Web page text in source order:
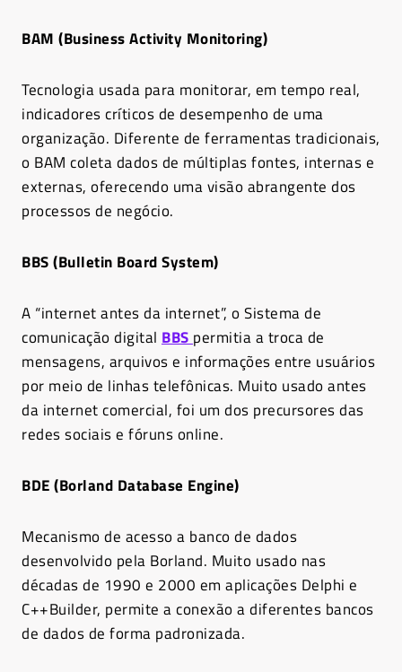
BAM (Business Activity Monitoring)
Tecnologia usada para monitorar, em tempo real,
indicadores críticos de desempenho de uma
organização. Diferente de ferramentas tradicionais,
o BAM coleta dados de múltiplas fontes, internas e
externas, oferecendo uma visão abrangente dos
processos de negócio.
BBS (Bulletin Board System)
A “internet antes da internet”, o Sistema de
comunicação digital BBS permitia a troca de
mensagens, arquivos e informações entre usuários
por meio de linhas telefônicas. Muito usado antes
da internet comercial, foi um dos precursores das
redes sociais e fóruns online.
BDE (Borland Database Engine)
Mecanismo de acesso a banco de dados
desenvolvido pela Borland. Muito usado nas
décadas de 1990 e 2000 em aplicações Delphi e
C++Builder, permite a conexão a diferentes bancos
de dados de forma padronizada.